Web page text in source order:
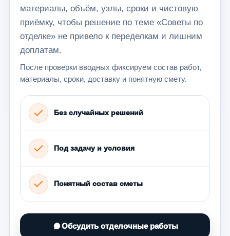
материалы, объём, узлы, сроки и чистовую
приёмку, чтобы решение по теме «Советы по
отделке» не привело к переделкам и лишним
доплатам.
После проверки вводных фиксируем состав работ,
материалы, сроки, доставку и понятную смету.
Без случайных решений
Под задачу и условия
Понятный состав сметы
Обсудить отделочные работы